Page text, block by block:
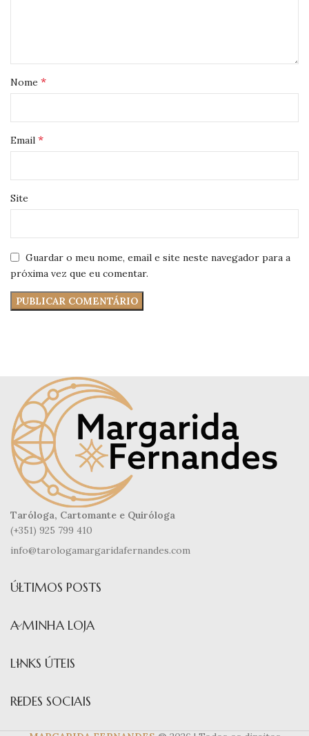
Nome *
Email *
Site
Guardar o meu nome, email e site neste navegador para a
próxima vez que eu comentar.
Taróloga, Cartomante e Quiróloga
(+351) 925 799 410
info@tarologamargaridafernandes.com
ÚLTIMOS POSTS
A MINHA LOJA
LINKS ÚTEIS
REDES SOCIAIS